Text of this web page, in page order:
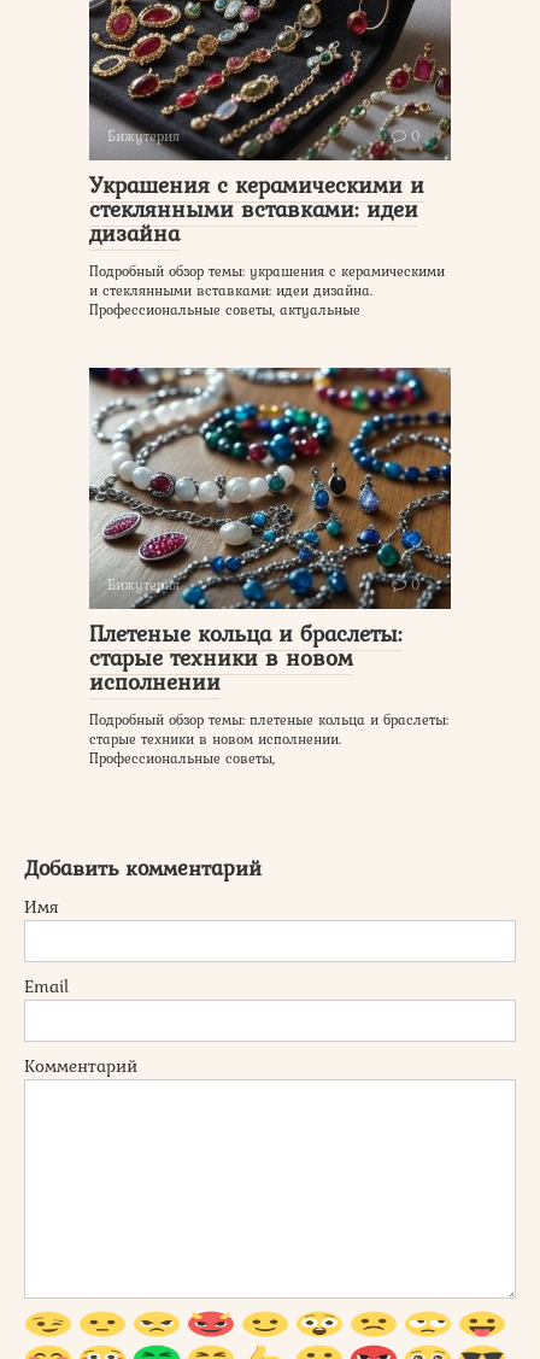
Бижутерия 0
Украшения с керамическими и
стеклянными вставками: идеи
дизайна
Подробный обзор темы: украшения с керамическими
и стеклянными вставками: идеи дизайна.
Профессиональные советы, актуальные
Бижутерия 0
Плетеные кольца и браслеты:
старые техники в новом
исполнении
Подробный обзор темы: плетеные кольца и браслеты:
старые техники в новом исполнении.
Профессиональные советы,
Добавить комментарий
Имя
Email
Комментарий